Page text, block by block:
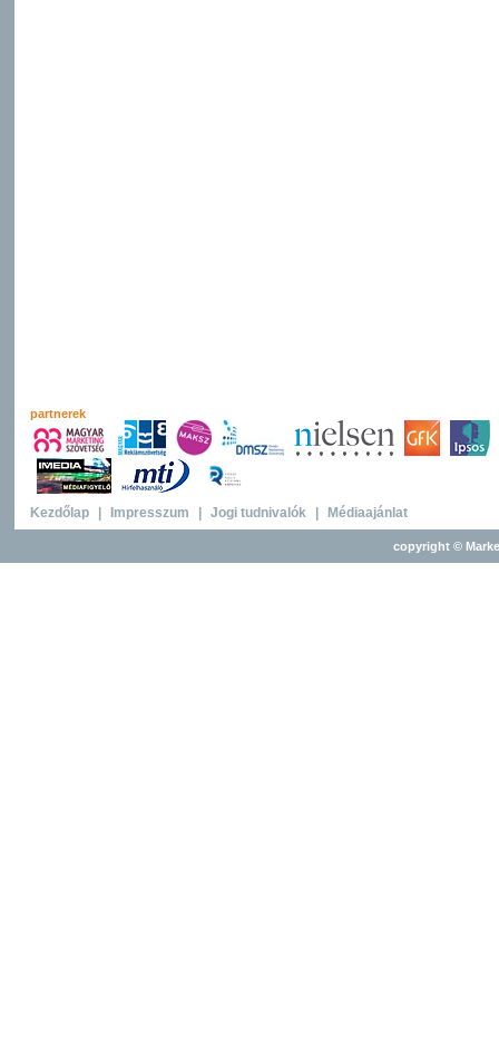
partnerek
Kezdőlap Impresszum Jogi tudnivalók Médiaajánlat
copyright ©